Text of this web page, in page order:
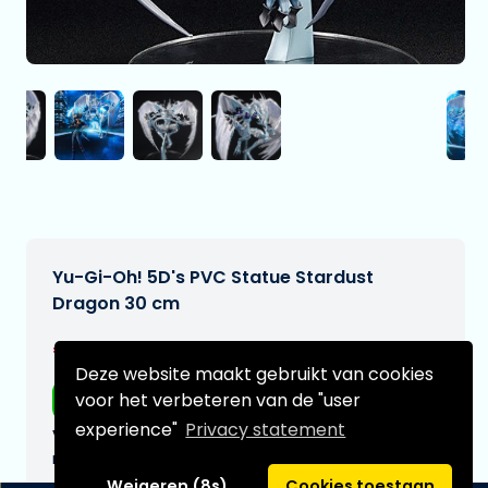
Deze website maakt gebruikt van cookies
voor het verbeteren van de "user
experience" Privacy statement
Yu-Gi-Oh! 5D's PVC Statue Stardust
Dragon 30 cm
€324,99
Gratis verzending
Verwachtte leverdatum:
n.v.t.